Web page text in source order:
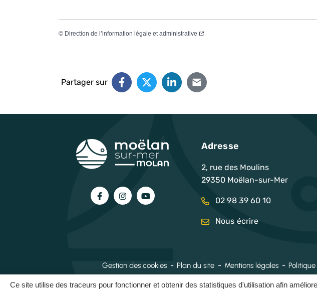
Ce site utilise des traceurs pour fonctionner et obtenir des statistiques d'utilisation afin
© Direction de l’information légale et administrative
Partager sur
Lien vers le compte Facebook
Lien vers le compte Instagram
Lien vers la chaîne Youtube
Adresse
2, rue des Moulins
29350 Moëlan-sur-Mer
02 98 39 60 10
Nous écrire
Gestion des cookies Plan du site Mentions légales